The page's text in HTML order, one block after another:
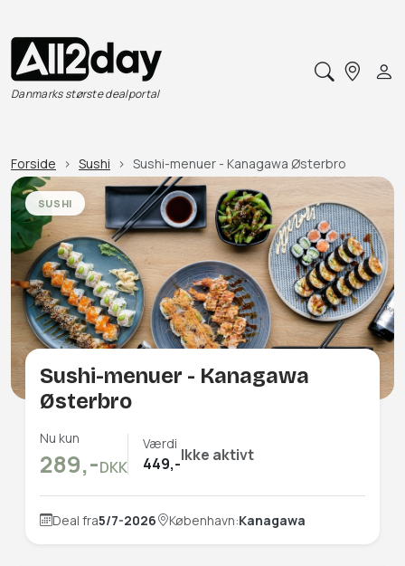
Danmarks største dealportal
Forside Sushi Sushi-menuer - Kanagawa Østerbro
SUSHI
Sushi-menuer - Kanagawa
Østerbro
Nu kun
289,-DKK
Værdi
449,-Ikke aktivt
Deal fra5/7-2026 København:Kanagawa